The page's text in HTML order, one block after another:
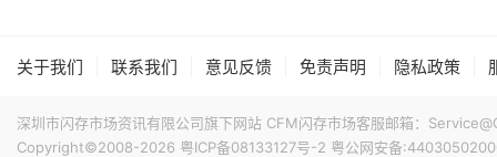
关于我们 联系我们 意见反馈 免责声明 隐私政策
深圳市闪存市场资讯有限公司旗下网站 CFM闪存市场客服邮箱：
Copyright©2008-2026 粤ICP备08133127号-2 粤公网安备